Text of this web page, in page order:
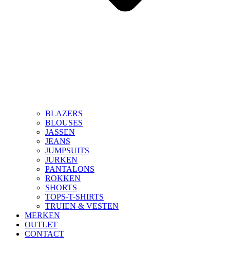
BLAZERS
BLOUSES
JASSEN
JEANS
JUMPSUITS
JURKEN
PANTALONS
ROKKEN
SHORTS
TOPS-T-SHIRTS
TRUIEN & VESTEN
MERKEN
OUTLET
CONTACT